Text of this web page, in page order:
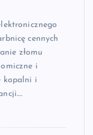
cennych
złomu
i
kopalni i